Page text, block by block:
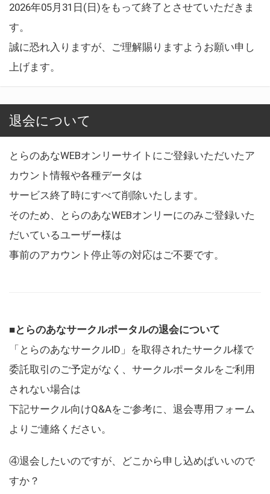
2026年05月31日(日)をもって終了とさせていただきま
す。
誠に恐れ入りますが、ご理解賜りますようお願い申し
上げます。
退会について
とらのあなWEBオンリーサイトにご登録いただいたア
カウント情報や各種データは
サービス終了時にすべて削除いたします。
そのため、とらのあなWEBオンリーにのみご登録いた
だいているユーザー様は
事前のアカウント停止等の対応はご不要です。
■とらのあなサークルポータルの退会について
「とらのあなサークルID」を取得されたサークル様で
委託取引のご予定がなく、サークルポータルをご利用
されない場合は
下記サークル向けQ&Aをご参考に、退会専用フォーム
よりご連絡ください。
④退会したいのですが、どこから申し込めばいいので
すか？